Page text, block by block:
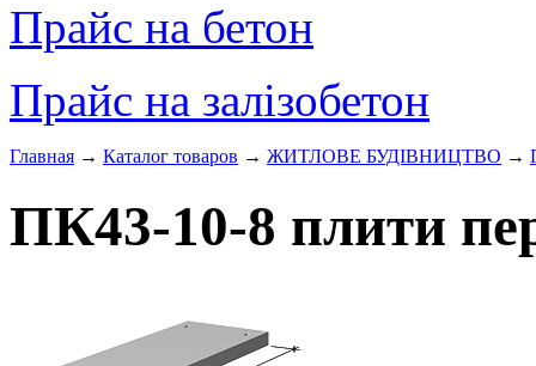
Прайс на бетон
Прайс на залізобетон
Главная → Каталог товаров → ЖИТЛОВЕ БУДIВНИЦТВО →
ПК43-10-8 плити